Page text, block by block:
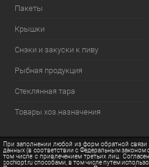
Пакеты
Крышки
Снэки и закуски к пиву
Рыбная продукция
Стеклянная тара
Товары хоз.назначения
При заполнении любой из форм обратной связи
данных (в соответствии с Федеральным
том числе с привлечением третьих лиц.
sochiopt.ru способами, в том числе путем